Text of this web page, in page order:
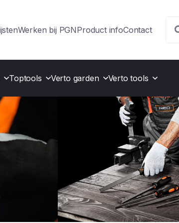
Werken bij PGNProduct infoContact
Toptools Verto garden Verto tools